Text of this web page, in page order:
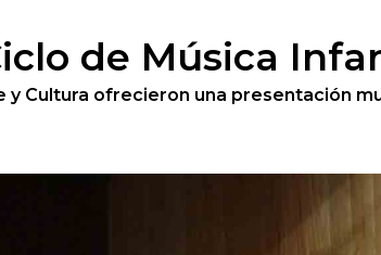
de Música
y Cultura ofrecieron una presentación